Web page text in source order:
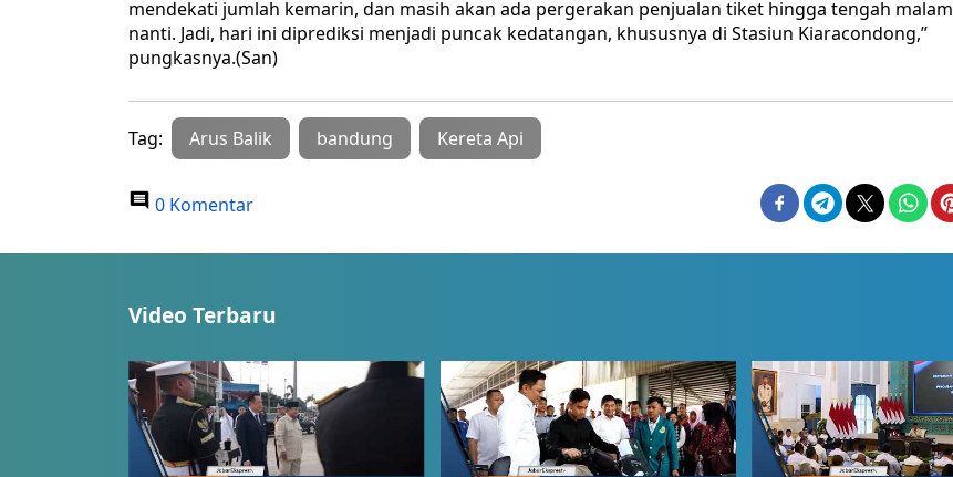
mendekati jumlah kemarin, dan masih akan ada pergerakan penjualan tiket hingga tengah malam
nanti. Jadi, hari ini diprediksi menjadi puncak kedatangan, khususnya di Stasiun Kiaracondong,”
pungkasnya.(San)
Tag: Arus Balik bandung Kereta Api
0 Komentar
Video Terbaru